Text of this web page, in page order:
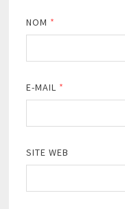
NOM *
E-MAIL *
SITE WEB